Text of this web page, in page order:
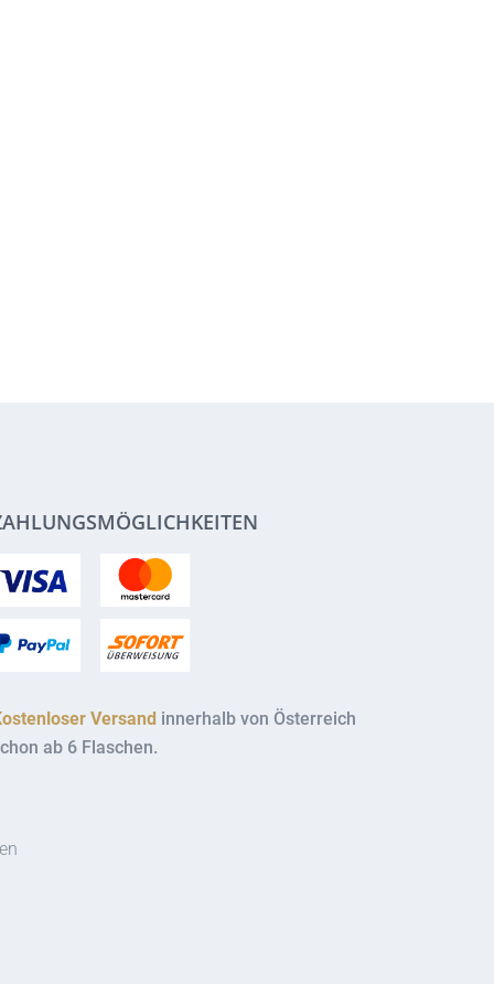
Versand innerhalb von Österreich
ab 6 Flaschen.